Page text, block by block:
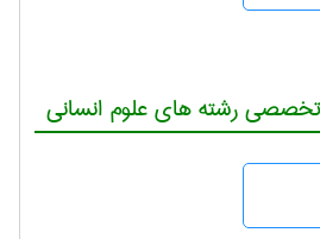
رشته های علوم انسانی